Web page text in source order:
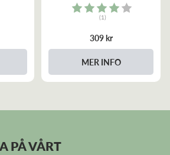
Rating:
(1)
309 kr
MER INFO
PÅ VÅRT